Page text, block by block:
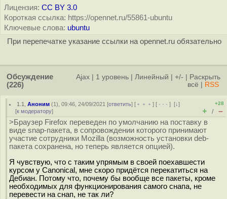
Лицензия: CC BY 3.0
Короткая ссылка: https://opennet.ru/55861-ubuntu
Ключевые слова: ubuntu
При перепечатке указание ссылки на opennet.ru обязательно
Обсуждение
(226)
Ajax 1 уровень Линейный +/-
Раскрыть
всё
RSS
1.1 ,Аноним (1), 09:46, 24/09/2021 [ответить] [ ﹢﹢﹢] [ · · ·][↓]
[к модератору]
+28
+ / –
>Браузер Firefox переведен по умолчанию на поставку в
виде snap-пакета, в сопровождении которого принимают
участие сотрудники Mozilla (возможность установки deb-
пакета сохранена, но теперь является опцией).
Я чувствую, что с таким упрямым в своей поехавшести
курсом у Canonical, мне скоро придётся перекатиться на
Дебиан. Потому что, почему бы вообще все пакеты, кроме
необходимых для функционирования самого снапа, не
перевести на снап, не так ли?